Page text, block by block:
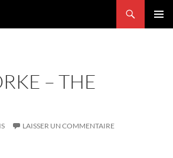
– THE
LAISSER UN COMMENTAIRE